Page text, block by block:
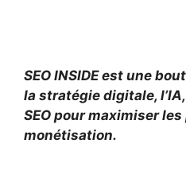
SEO INSIDE est une
la stratégie digitale,
SEO pour maximiser
monétisation.